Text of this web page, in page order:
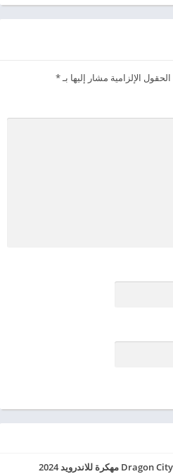
الحقول الإلزامية مشار إليها بـ*